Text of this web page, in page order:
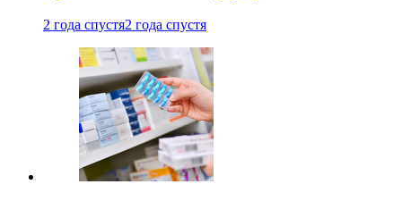
2 года спустя2 года спустя